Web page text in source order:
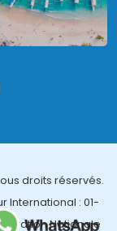
droits réservés.
International : 01-
Nationale